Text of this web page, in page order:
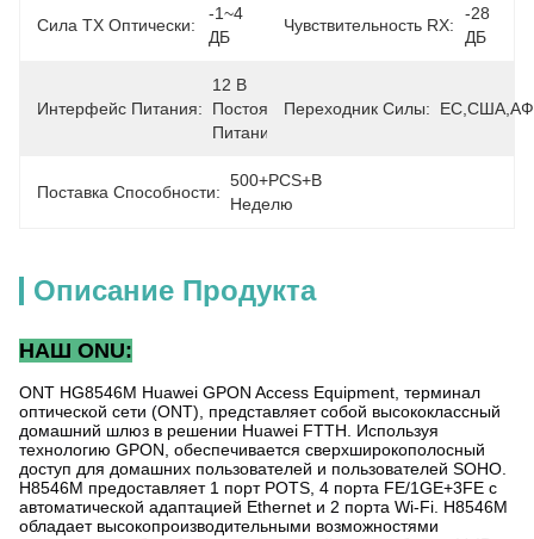
Сила TX Оптически:
-1~4
ДБ
Чувствительность RX:
-28
ДБ
Интерфейс Питания:
12 В
Постоянное
Питание
Переходник Силы:
Поставка Способности:
500+PCS+в
Неделю
Описание Продукта
НАШ ONU:
ONT HG8546M Huawei GPON Access Equipment, терминал
оптической сети (ONT), представляет собой высококлассный
домашний шлюз в решении Huawei FTTH. Используя
технологию GPON, обеспечивается сверхширокополосный
доступ для домашних пользователей и пользователей SOHO.
H8546M предоставляет 1 порт POTS, 4 порта FE/1GE+3FE с
автоматической адаптацией Ethernet и 2 порта Wi-Fi. H8546M
обладает высокопроизводительными возможностями